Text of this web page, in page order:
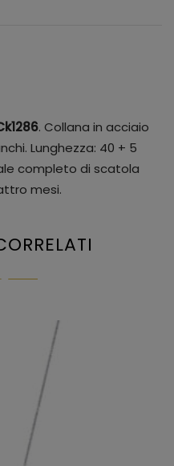
. Collana in acciaio
Lunghezza: 40 + 5
completo di scatola
mesi.